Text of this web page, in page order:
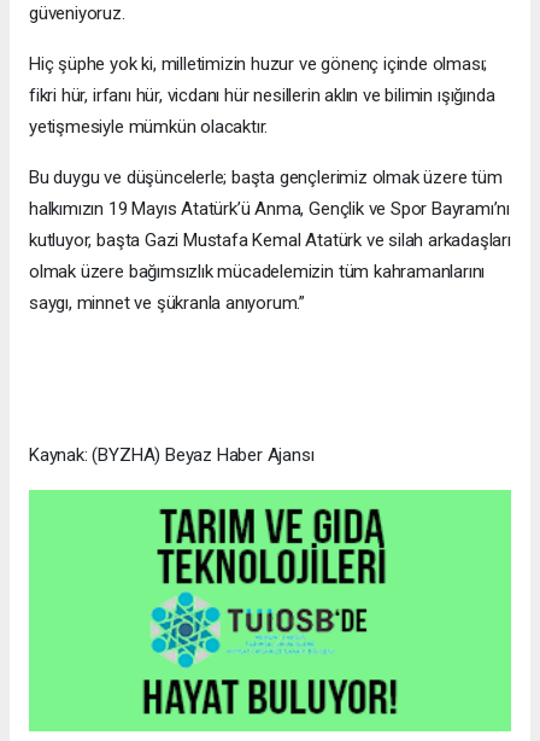
güveniyoruz.
Hiç şüphe yok ki, milletimizin huzur ve gönenç içinde olması;
fikri hür, irfanı hür, vicdanı hür nesillerin aklın ve bilimin ışığında
yetişmesiyle mümkün olacaktır.
Bu duygu ve düşüncelerle; başta gençlerimiz olmak üzere tüm
halkımızın 19 Mayıs Atatürk’ü Anma, Gençlik ve Spor Bayramı’nı
kutluyor, başta Gazi Mustafa Kemal Atatürk ve silah arkadaşları
olmak üzere bağımsızlık mücadelemizin tüm kahramanlarını
saygı, minnet ve şükranla anıyorum.”
Kaynak: (BYZHA) Beyaz Haber Ajansı